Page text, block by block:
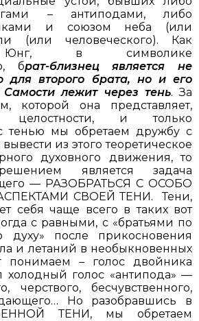
– антиподами, либо
и союзом неба (или
(или человеческого). Как
Юнг, в символике
брат-близнец является не
для второго брата, но и его
Самости лежит через тень. За
которой она представляет,
целостности, и только
тенью мы обретаем дружбу с
из этого теоретическое
духовного движения, то
является задача
— РАЗОБРАТЬСЯ С ОСОБО
СВОЕЙ ТЕНИ. Тени,
себя чаще всего в таких вот
с равными, с «братьями по
после прикосновения
и летаний в необыкновенных
понимаем – голос двойника
холодный голос «антипода» —
черствого, бесчувственного,
Но разобравшись в
ТЕНИ, мы обретаем